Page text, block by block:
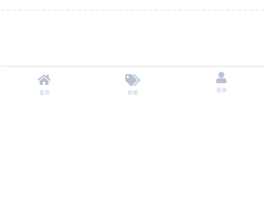
首页 标签 登录